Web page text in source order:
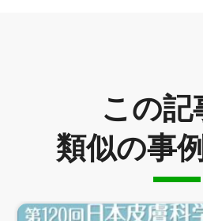
この記
類似の事